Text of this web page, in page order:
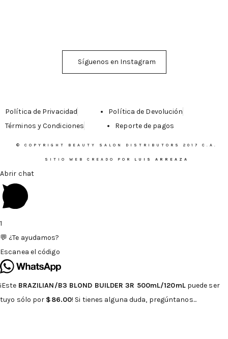
Síguenos en Instagram
Política de Privacidad
Política de Devolución
Términos y Condiciones
Reporte de pagos
© COPYRIGHT BEAUTY SALON DISTRIBUTORS 2017 C.A.
SITIO WEB CREADO POR LUIS ARREAZA
Abrir chat
1
💬 ¿Te ayudamos?
Escanea el código
¡Este BRAZILIAN/B3 BLOND BUILDER 3R 500mL/120mLpuede ser
tuyo sólo por $86.00! Si tienes alguna duda, pregúntanos...